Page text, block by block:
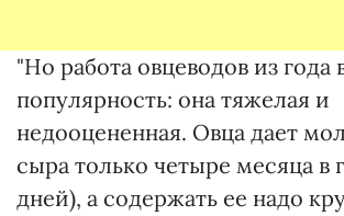
"Но работа овцеводов из года
популярность: она тяжелая и
недооцененная. Овца дает
сыра только четыре месяца в
дней), а содержать ее надо